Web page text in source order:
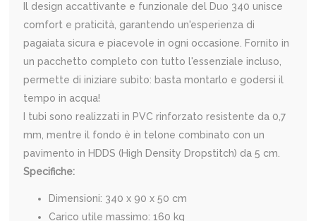
Il design accattivante e funzionale del Duo 340 unisce
comfort e praticità, garantendo un'esperienza di
pagaiata sicura e piacevole in ogni occasione. Fornito in
un pacchetto completo con tutto l'essenziale incluso,
permette di iniziare subito: basta montarlo e godersi il
tempo in acqua!
I tubi sono realizzati in PVC rinforzato resistente da 0,7
mm, mentre il fondo è in telone combinato con un
pavimento in HDDS (High Density Dropstitch) da 5 cm.
Specifiche:
Dimensioni: 340 x 90 x 50 cm
Carico utile massimo: 160 kg